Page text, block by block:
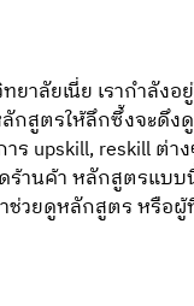
ยาลัยเนี่ย เรากำ
ลักสูตรให้ลึกซึ้งจะ
upskill, reskill ต่า
านค้า หลักสูตรแบบ
วยดูหลักสูตร หรือผู้